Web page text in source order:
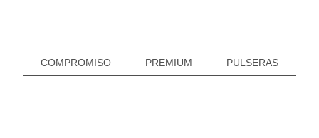
COMPROMISO PREMIUM PULSERAS